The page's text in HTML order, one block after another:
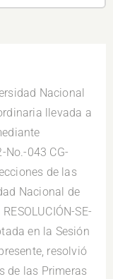
Nacional
llevada a
No.-043 CG-
de las
Nacional de
SE-
en la Sesión
resolvió
de las Primeras